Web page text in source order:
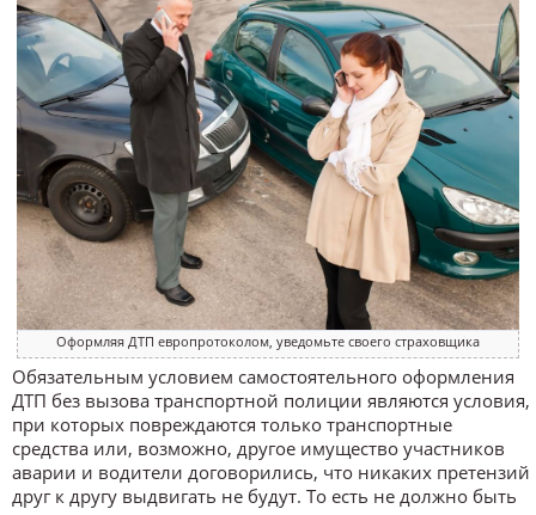
Оформляя ДТП европротоколом, уведомьте своего страховщика
Обязательным условием самостоятельного оформления
ДТП без вызова транспортной полиции являются условия,
при которых повреждаются только транспортные
средства или, возможно, другое имущество участников
аварии и водители договорились, что никаких претензий
друг к другу выдвигать не будут. То есть не должно быть